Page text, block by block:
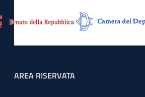
Footer menu
AREA RISERVATA